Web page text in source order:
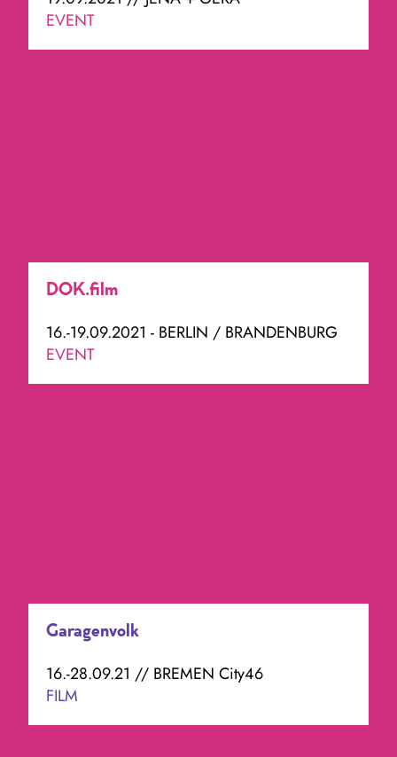
EVENT
DOK.film
16.-19.09.2021 - BERLIN / BRANDENBURG
EVENT
Garagenvolk
16.-28.09.21 // BREMEN City46
FILM